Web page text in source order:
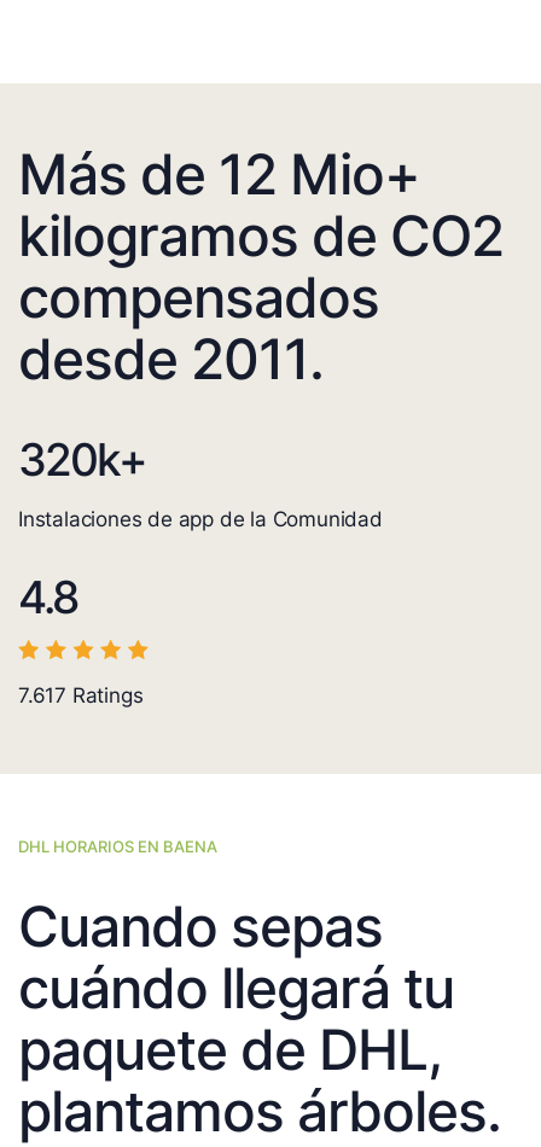
Más de 12 Mio+
kilogramos de CO2
compensados
desde 2011.
320k+
Instalaciones de app de la Comunidad
4.8
7.617 Ratings
DHL HORARIOS EN BAENA
Cuando sepas
cuándo llegará tu
paquete de DHL,
plantamos árboles.